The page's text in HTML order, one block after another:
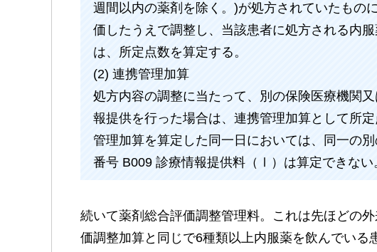
週間以内の薬剤を除く。)が処方されていたもの
価したうえで調整し、当該患者に処方される内
は、所定点数を算定する。
(2) 連携管理加算
処方内容の調整に当たって、別の保険医療機関
報提供を行った場合は、連携管理加算として所
管理加算を算定した同一日においては、同一の
番号 B009 診療情報提供料（Ⅰ）は算定できない
続いて薬剤総合評価調整管理料。これは先ほどの
価調整加算と同じで6種類以上内服薬を飲んでいる